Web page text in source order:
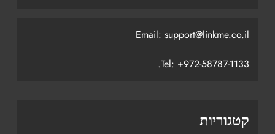
Email: support@linkme.co.il
Tel: +972-58787-1133.
קטגוריות